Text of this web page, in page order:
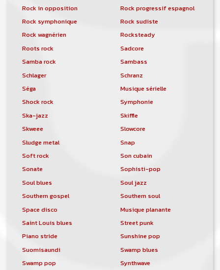
Rock in opposition
Rock progressif espagnol
Rock symphonique
Rock sudiste
Rock wagnérien
Rocksteady
Roots rock
Sadcore
Samba rock
Sambass
Schlager
Schranz
Séga
Musique sérielle
Shock rock
Symphonie
Ska-jazz
Skiffle
Skweee
Slowcore
Sludge metal
Snap
Soft rock
Son cubain
Sonate
Sophisti-pop
Soul blues
Soul jazz
Southern gospel
Southern soul
Space disco
Musique planante
Saint Louis blues
Street punk
Piano stride
Sunshine pop
Suomisaundi
Swamp blues
Swamp pop
Synthwave